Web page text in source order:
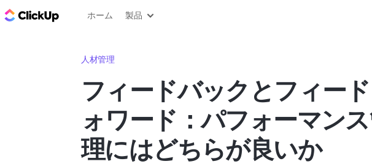
ClickUp ブログ
ホーム 製品
人材管理
フィードバックとフィー
ォワード：パフォーマン
理にはどちらが良いか